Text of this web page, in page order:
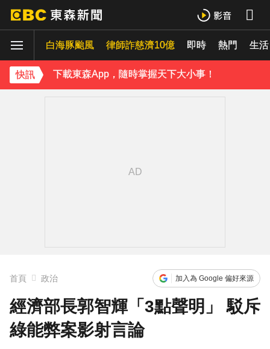
白海豚颱風 律師詐慈濟10億 即時 熱門 生活
快訊
王子不倫粿粿判賠百萬！神隱9月「二度發聲」：行過死陰的幽谷
下載東森App，隨時掌握天下大小事！
首頁 政治 加入為 Google 偏好來源
經濟部長郭智輝「3點聲明」 駁斥
綠能弊案影射言論